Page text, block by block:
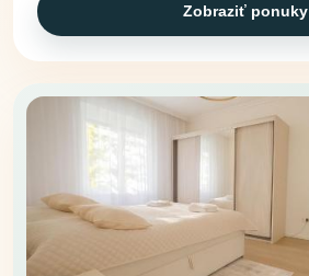
Zobraziť ponuky